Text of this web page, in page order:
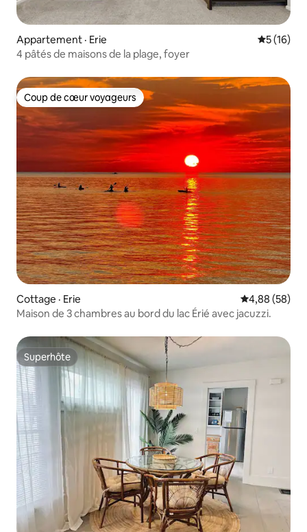
Appartement · Erie Note
5 (16)
4 pâtés de maisons de la plage, foyer
Coup de cœur voyageurs
Coup de cœur voyageurs
Cottage · Erie Note
4,88 (58)
Maison de 3 chambres au bord du lac Érié avec jacuzzi.
Superhôte
Superhôte